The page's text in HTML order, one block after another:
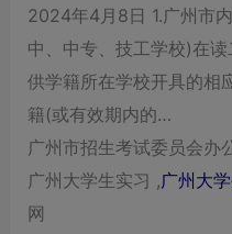
2024年4月8日 1.广州市
中、中专、技工学校)在
供学籍所在学校开具的相
籍(或有效期内的…
广州市招生考试委员会办
广州大学生实习 ,广州大
网